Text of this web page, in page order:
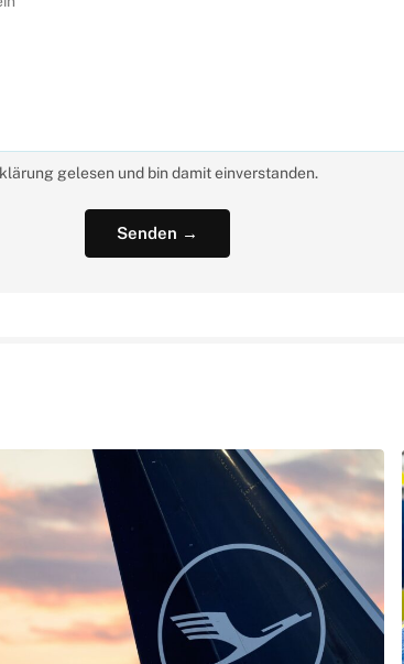
gelesen und bin damit einverstanden.